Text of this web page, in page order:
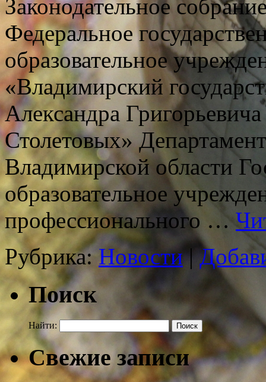
Законодательное
Федеральное
образовательное
«Владимирский
Александра
Столетовых»
Владимирской области
образовательное
профессионального …
Рубрика: Новости |
Поиск
Найти:
Свежие записи